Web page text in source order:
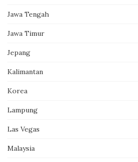
Jawa Tengah
Jawa Timur
Jepang
Kalimantan
Korea
Lampung
Las Vegas
Malaysia